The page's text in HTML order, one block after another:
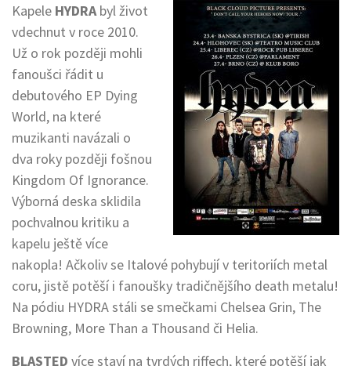
Kapele HYDRAbyl život
vdechnut v roce 2010.
Už o rok později mohli
fanoušci řádit u
debutového EP Dying
World, na které
muzikanti navázali o
dva roky později fošnou
Kingdom Of Ignorance.
Výborná deska sklidila
pochvalnou kritiku a
kapelu ještě více
nakopla! Ačkoliv se Italové pohybují v teritoriích metal
coru, jistě potěší i fanoušky tradičnějšího death metalu!
Na pódiu HYDRA stáli se smečkami Chelsea Grin, The
Browning, More Than a Thousand či Helia.
BLASTED více staví na tvrdých riffech, které potěší jak